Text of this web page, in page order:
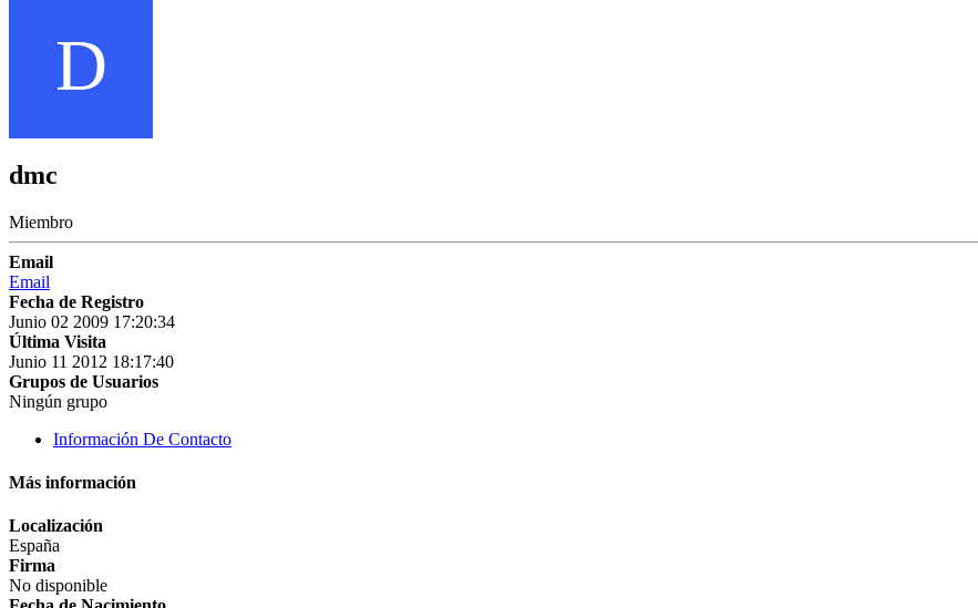
D
dmc
Miembro
Email
Email
Fecha de Registro
Junio 02 2009 17:20:34
Última Visita
Junio 11 2012 18:17:40
Grupos de Usuarios
Ningún grupo
Información De Contacto
Más información
Localización
España
Firma
No disponible